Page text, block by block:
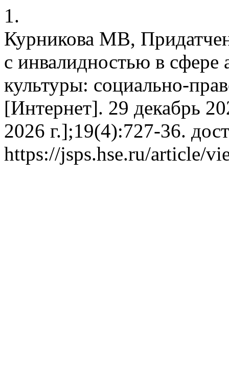
1.
Курникова МВ,
с инвалидностью в сфере
культуры: социально-
[Интернет]. 29 декабрь
2026 г.];19(4):727-36.
https://jsps.hse.ru/article/